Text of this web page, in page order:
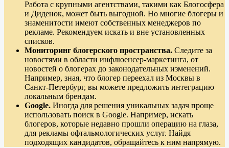
Работа с крупными агентствами, такими как Блогосфера
и Диденок, может быть выгодной. Но многие блогеры и
знаменитости имеют собственных менеджеров по
рекламе. Рекомендуем искать и вне установленных
списков.
Мониторинг блогерского пространства. Следите за
новостями в области инфлюенсер-маркетинга, от
новостей о блогерах до законодательных изменений.
Например, зная, что блогер переехал из Москвы в
Санкт-Петербург, вы можете предложить интеграцию
локальным брендам.
Google. Иногда для решения уникальных задач проще
использовать поиск в Google. Например, искать
блогеров, которые недавно прошли операцию на глаза,
для рекламы офтальмологических услуг. Найдя
подходящих кандидатов, обращайтесь к ним напрямую.